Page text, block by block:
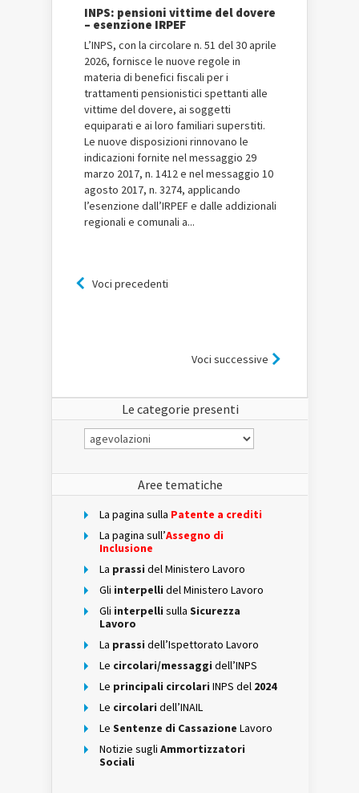
INPS: pensioni vittime del dovere
– esenzione IRPEF
L’INPS, con la circolare n. 51 del 30 aprile
2026, fornisce le nuove regole in
materia di benefici fiscali per i
trattamenti pensionistici spettanti alle
vittime del dovere, ai soggetti
equiparati e ai loro familiari superstiti.
Le nuove disposizioni rinnovano le
indicazioni fornite nel messaggio 29
marzo 2017, n. 1412 e nel messaggio 10
agosto 2017, n. 3274, applicando
l’esenzione dall’IRPEF e dalle addizionali
regionali e comunali a...
Voci precedenti
Voci successive
Le categorie presenti
Le
categorie
Aree tematiche
La pagina sulla Patente a crediti
La pagina sull’Assegno di
Inclusione
La prassi del Ministero Lavoro
Gli interpelli del Ministero Lavoro
Gli interpelli sulla Sicurezza
Lavoro
La prassi dell’Ispettorato Lavoro
Le circolari/messaggi dell’INPS
Le principali circolari INPS del 2024
Le circolari dell’INAIL
Le Sentenze di Cassazione Lavoro
Notizie sugli Ammortizzatori
Sociali